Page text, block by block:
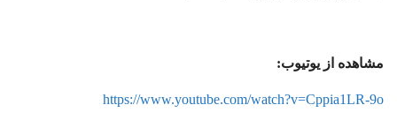
مشاهده از یوتیوب:
https://www.youtube.com/watch?v=Cppia1LR-9o